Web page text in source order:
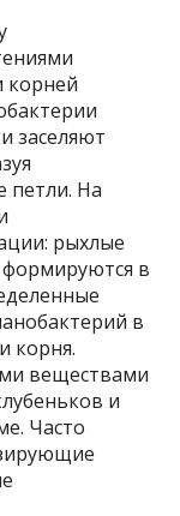
корней
заселяют
петли. На
рыхлые
в
в
корня.
веществами
и
Часто